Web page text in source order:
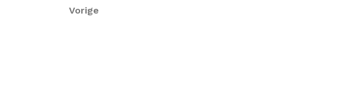
Berichtnavigatie
Vorig
Vorige